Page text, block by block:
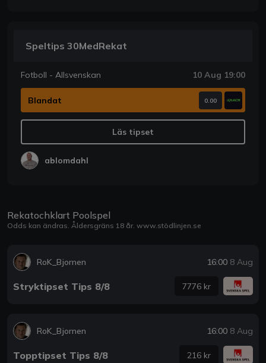
Speltips 30MedRekat
Fotboll - Allsvenskan 10 Aug 19:00
Blandat 0.00
Läs tipset
ablomdahl
Rekatochklart Poolspel
Odds kan ändras. Åldersgräns 18 år. www.stödlinjen.se
RoK_Bjornen 16:00 8 Aug
Stryktipset Tips 8/8 7776 kr
RoK_Bjornen 16:00 8 Aug
Topptipset Tips 8/8 216 kr